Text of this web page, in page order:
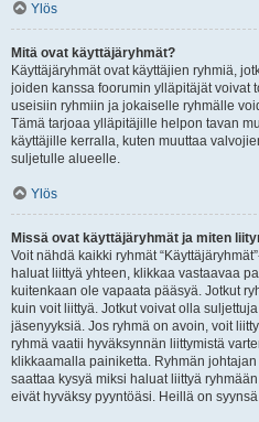
Ylös
Mitä ovat käyttäjäryhmät?
Käyttäjäryhmät ovat käyttäjien ryhmiä,
joiden kanssa foorumin ylläpitäjät voivat
useisiin ryhmiin ja jokaiselle ryhmälle
Tämä tarjoaa ylläpitäjille helpon tavan
käyttäjille kerralla, kuten muuttaa
suljetulle alueelle.
Ylös
Missä ovat käyttäjäryhmät ja miten
Voit nähdä kaikki ryhmät
haluat liittyä yhteen, klikkaa vastaavaa
kuitenkaan ole vapaata pääsyä. Jotkut
kuin voit liittyä. Jotkut voivat olla
jäsenyyksiä. Jos ryhmä on avoin, voit
ryhmä vaatii hyväksynnän liittymistä
klikkaamalla painiketta. Ryhmän
saattaa kysyä miksi haluat liittyä
eivät hyväksy pyyntöäsi. Heillä on